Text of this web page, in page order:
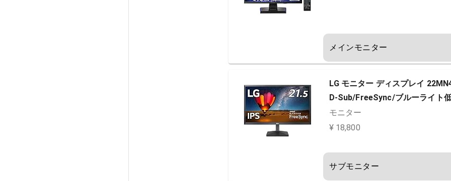
メインモニター
LG モニター ディスプレイ
D-Sub/FreeSync/ブルーライト
モニター
¥ 18,800
サブモニター